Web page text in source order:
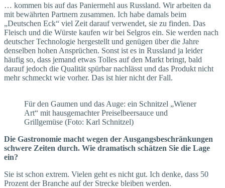
… kommen bis auf das Paniermehl aus Russland. Wir arbeiten da
mit bewährten Partnern zusammen. Ich habe damals beim
„Deutschen Eck“ viel Zeit darauf verwendet, sie zu finden. Das
Fleisch und die Würste kaufen wir bei Selgros ein. Sie werden nach
deutscher Technologie hergestellt und genügen über die Jahre
denselben hohen Ansprüchen. Sonst ist es in Russland ja leider
häufig so, dass jemand etwas Tolles auf den Markt bringt, bald
darauf jedoch die Qualität spürbar nachlässt und das Produkt nicht
mehr schmeckt wie vorher. Das ist hier nicht der Fall.
Für den Gaumen und das Auge: ein Schnitzel „Wiener
Art“ mit hausgemachter Preiselbeersauce und
Grillgemüse (Foto: Karl Schnitzel)
Die Gastronomie macht wegen der Ausgangsbeschränkungen
schwere Zeiten durch. Wie dramatisch schätzen Sie die Lage
ein?
Sie ist schon extrem. Vielen geht es nicht gut. Ich denke, dass 50
Prozent der Branche auf der Strecke bleiben werden.